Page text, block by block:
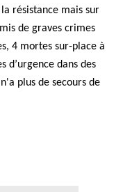
la résistance mais sur
de graves crimes
4 mortes sur-place à
d’urgence dans des
plus de secours de